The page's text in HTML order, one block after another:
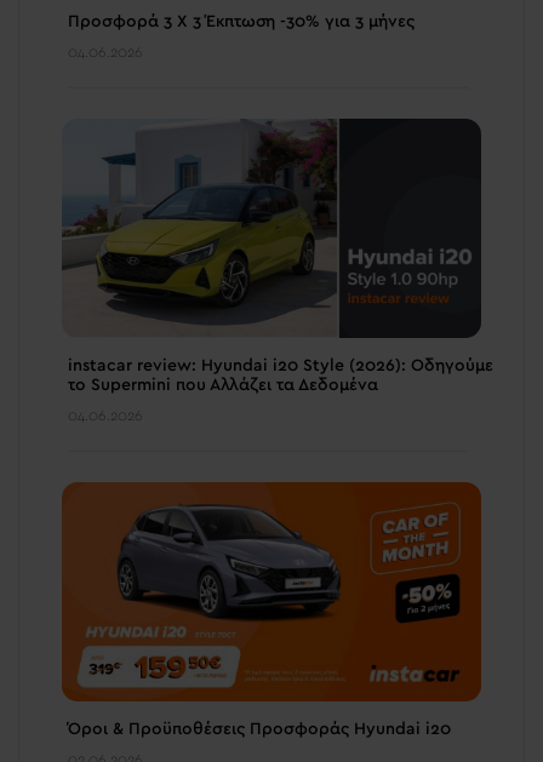
Προσφορά 3 Χ 3 Έκπτωση -30% για 3 μήνες
04.06.2026
instacar review: Hyundai i20 Style (2026): Οδηγούμε
το Supermini που Αλλάζει τα Δεδομένα
04.06.2026
Όροι & Προϋποθέσεις Προσφοράς Hyundai i20